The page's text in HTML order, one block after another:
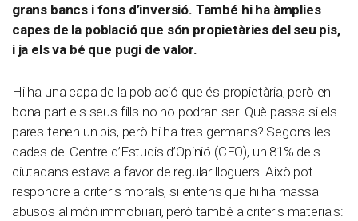
grans bancs i fons d’inversió. També hi ha àmplies
capes de la població que són propietàries del seu pis,
i ja els va bé que pugi de valor.
Hi ha una capa de la població que és propietària, però en
bona part els seus fills no ho podran ser. Què passa si els
pares tenen un pis, però hi ha tres germans? Segons les
dades del Centre d’Estudis d’Opinió (CEO), un 81% dels
ciutadans estava a favor de regular lloguers. Això pot
respondre a criteris morals, si entens que hi ha massa
abusos al món immobiliari, però també a criteris materials: